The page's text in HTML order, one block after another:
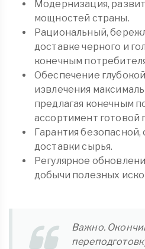
Модернизация,
мощностей страны.
Рациональный,
доставке черного и
конечным
Обеспечение
извлечения
предлагая конечным
ассортимент готовой
Гарантия
доставки сырья.
Регулярное
добычи полезных
Важно.